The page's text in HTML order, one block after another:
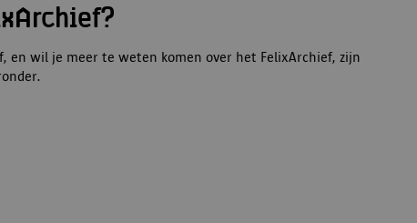
en wil je meer te weten komen over het FelixArchief, zijn